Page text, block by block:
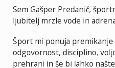
Sem Gašper Predanič,
ljubitelj mrzle vode in
Šport mi ponuja premikanje
odgovornost, disciplino,
prehrani in še bi lahko